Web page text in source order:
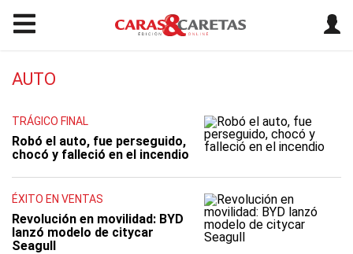
AUTO
TRÁGICO FINAL
Robó el auto, fue perseguido,
chocó y falleció en el incendio
ÉXITO EN VENTAS
Revolución en movilidad: BYD
lanzó modelo de citycar
Seagull